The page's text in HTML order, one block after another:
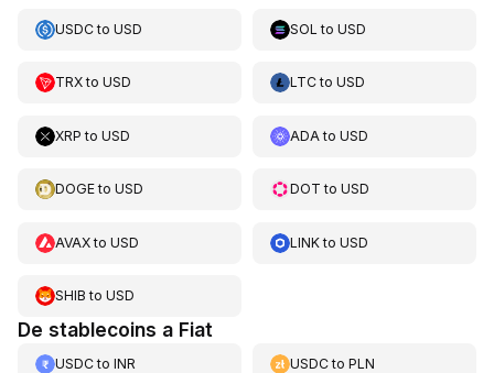
USDCto USD SOL toUSD
TRXto USD LTCtoUSD
XRP to USD ADA toUSD
DOGEto USD DOT toUSD
AVAXto USD LINKtoUSD
SHIB to USD
De stablecoins a Fiat
USDCto INR USDCtoPLN